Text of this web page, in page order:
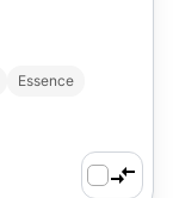
Essence